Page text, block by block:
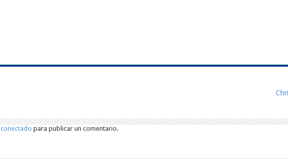
conectado para publicar un comentario.